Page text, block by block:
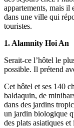
appartements, mais il
dans une ville qui
touristes.
1. Alamnity Hoi An
Serait-ce l’hôtel le
possible. Il prétend
Cet hôtel et ses 140
baldaquin, de
dans des jardins
un jardin biologique
des plats asiatiques et